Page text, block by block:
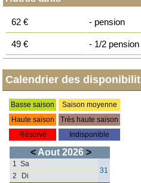
62 € - pension
49 € - 1/2 pension
Calendrier des